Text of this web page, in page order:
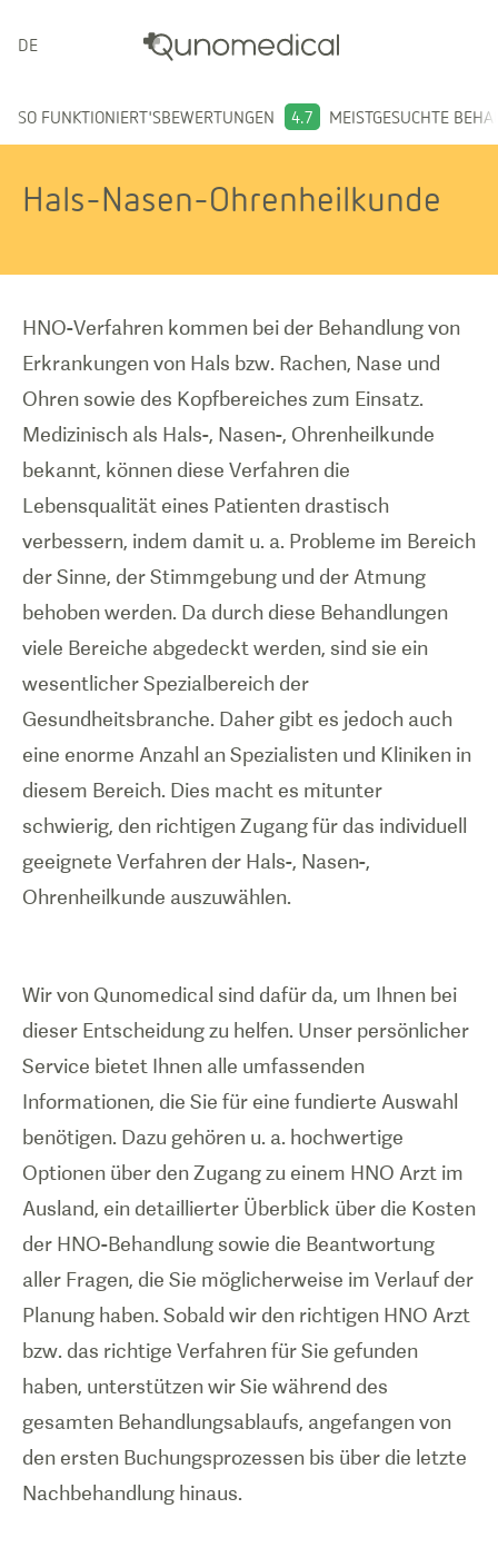
DEUTSCH
SO FUNKTIONIERT'SBEWERTUNGEN 4.7 MEISTGESUCHTE
Hals-Nasen-Ohrenheilkunde
HNO-Verfahren kommen bei der Behandlung von
Erkrankungen von Hals bzw. Rachen, Nase und
Ohren sowie des Kopfbereiches zum Einsatz.
Medizinisch als Hals-, Nasen-, Ohrenheilkunde
bekannt, können diese Verfahren die
Lebensqualität eines Patienten drastisch
verbessern, indem damit u. a. Probleme im Bereich
der Sinne, der Stimmgebung und der Atmung
behoben werden. Da durch diese Behandlungen
viele Bereiche abgedeckt werden, sind sie ein
wesentlicher Spezialbereich der
Gesundheitsbranche. Daher gibt es jedoch auch
eine enorme Anzahl an Spezialisten und Kliniken in
diesem Bereich. Dies macht es mitunter
schwierig, den richtigen Zugang für das individuell
geeignete Verfahren der Hals-, Nasen-,
Ohrenheilkunde auszuwählen.
Wir von Qunomedical sind dafür da, um Ihnen bei
dieser Entscheidung zu helfen. Unser persönlicher
Service bietet Ihnen alle umfassenden
Informationen, die Sie für eine fundierte Auswahl
benötigen. Dazu gehören u. a. hochwertige
Optionen über den Zugang zu einem HNO Arzt im
Ausland, ein detaillierter Überblick über die Kosten
der HNO-Behandlung sowie die Beantwortung
aller Fragen, die Sie möglicherweise im Verlauf der
Planung haben. Sobald wir den richtigen HNO Arzt
bzw. das richtige Verfahren für Sie gefunden
haben, unterstützen wir Sie während des
gesamten Behandlungsablaufs, angefangen von
den ersten Buchungsprozessen bis über die letzte
Nachbehandlung hinaus.